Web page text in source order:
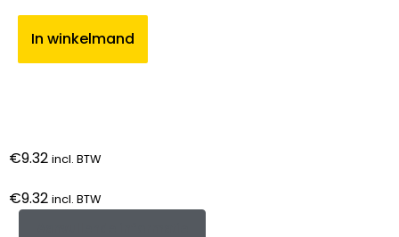
In winkelmand
€9.32 incl. BTW
€9.32 incl. BTW